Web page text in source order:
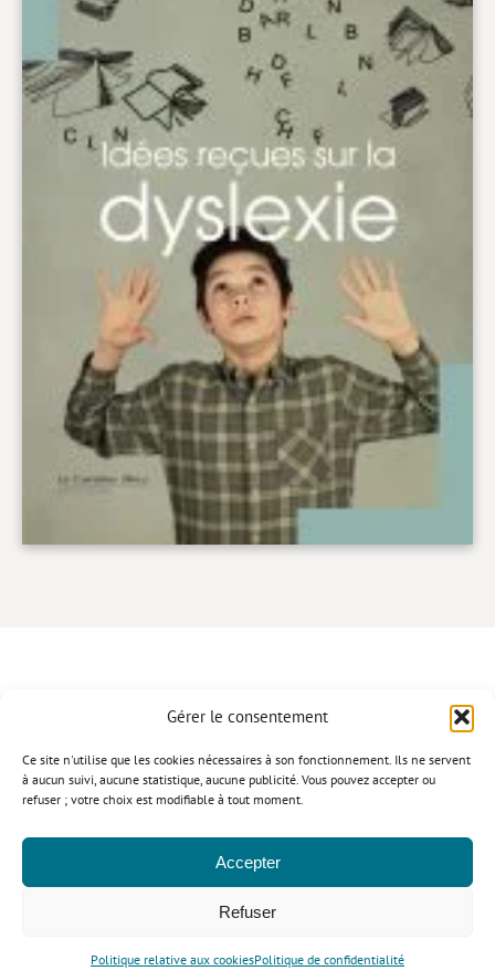
Gérer le consentement
Ce site n'utilise que les cookies nécessaires à son fonctionnement. Ils ne servent
à aucun suivi, aucune statistique, aucune publicité. Vous pouvez accepter ou
refuser ; votre choix est modifiable à tout moment.
Accepter
Refuser
Politique relative aux cookiesPolitique de confidentialité
CONTACT